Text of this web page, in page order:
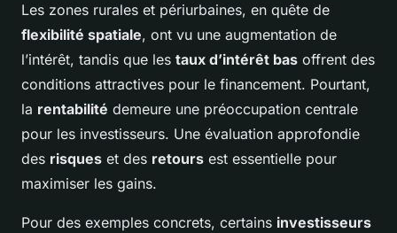
Les zones rurales et périurbaines, en quête de
flexibilité spatiale, ont vu une augmentation de
l’intérêt, tandis que les taux d’intérêt bas offrent des
conditions attractives pour le financement. Pourtant,
la rentabilité demeure une préoccupation centrale
pour les investisseurs. Une évaluation approfondie
des risques et des retours est essentielle pour
maximiser les gains.
Pour des exemples concrets, certains investisseurs